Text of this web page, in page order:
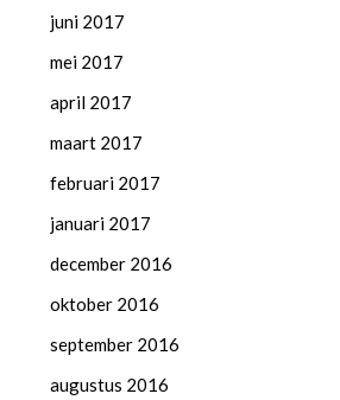
juni 2017
mei 2017
april 2017
maart 2017
februari 2017
januari 2017
december 2016
oktober 2016
september 2016
augustus 2016